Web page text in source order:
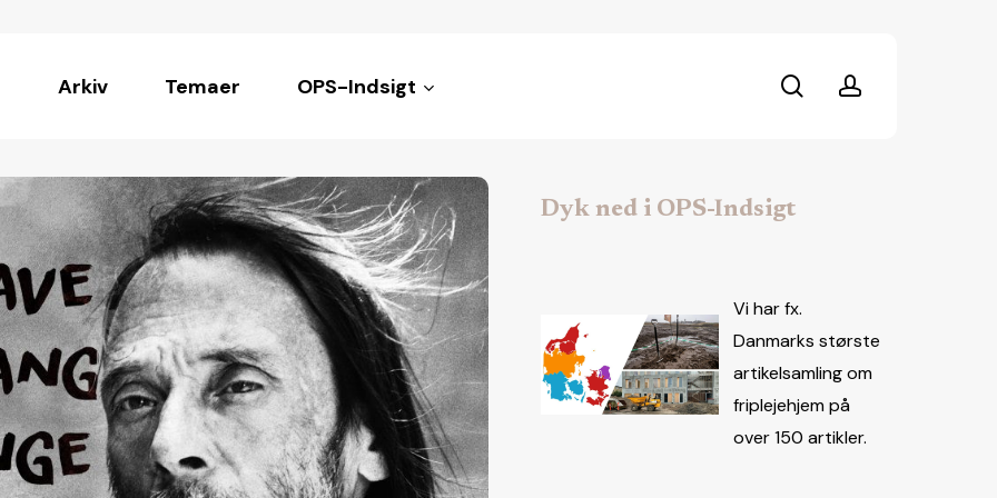
Arkiv Temaer OPS-Indsigt searchaccount
Dyk ned i OPS-Indsigt
Vi har fx.
Danmarks største
artikelsamling om
friplejehjem på
over 150 artikler.